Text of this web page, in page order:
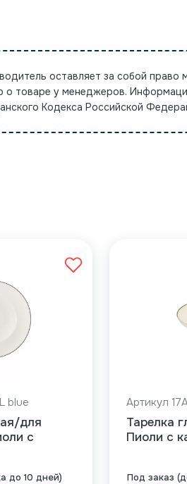
оставляет за собой право
о товаре у менеджеров.
Кодекса Российской
до 10 дней)
blue
для
с
Под заказ
Артикул
Тарелка
Пиоли с